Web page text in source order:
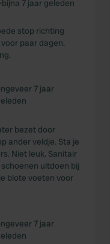
bijna 7 jaar geleden
stop richting
paar dagen.
7 jaar
bezet door
ander veldje. Sta je
Niet leuk. Sanitair
uitdoen bij
blote voeten voor
7 jaar